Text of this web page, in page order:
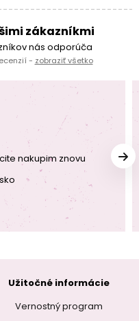
zákazníkmi
nás odporúča
- zobraziť všetko
nakupim znovu
Užitočné informácie
Vernostný program